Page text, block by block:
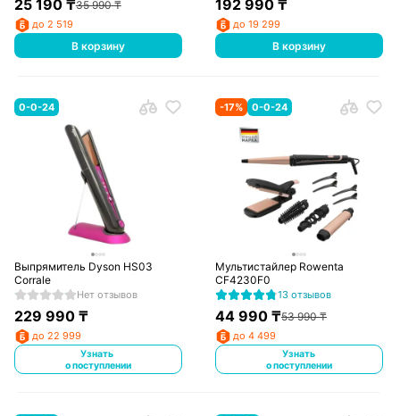
25 190₸35 990₸
до 2 519
В корзину
192 990 ₸
до 19 299
В корзину
0-0-24
Выпрямитель Dyson HS03
Corrale
Нет отзывов
229 990₸
до 22 999
Узнать
о поступлении
-17% 0-0-24
Мультистайлер Rowenta
CF4230F0
13 отзывов
44 990 ₸53 990₸
до 4 499
Узнать
о поступлении